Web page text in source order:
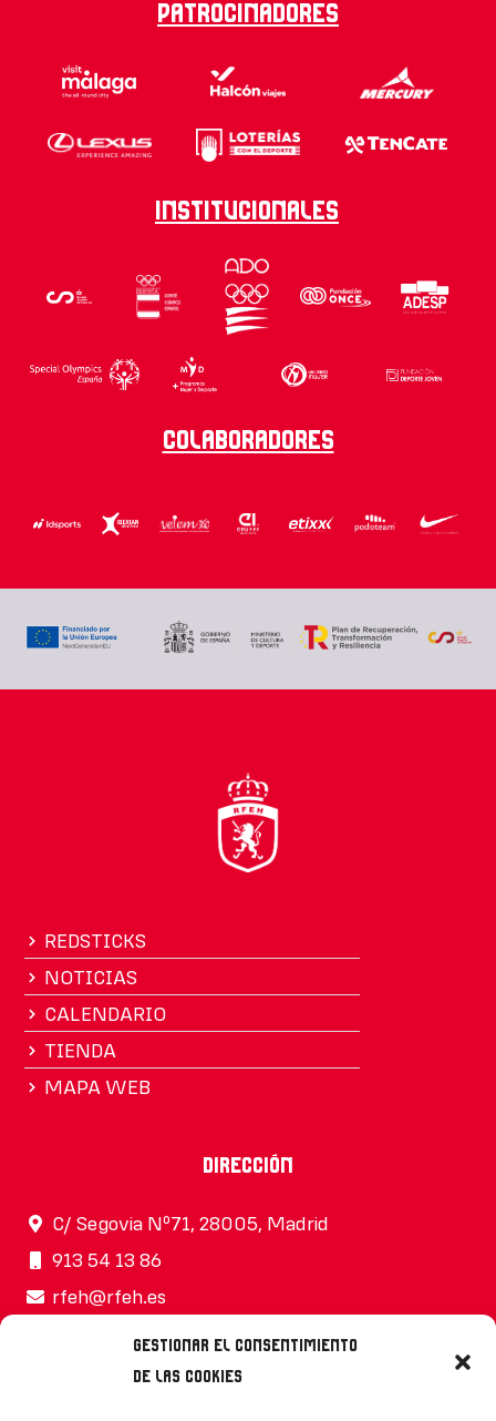
Gestionar el consentimiento
de las cookies
Patrocinadores
Institucionales
Colaboradores
REDSTICKS
NOTICIAS
CALENDARIO
TIENDA
MAPA WEB
Dirección
C/ Segovia Nº71, 28005, Madrid
913 54 13 86
rfeh@rfeh.es